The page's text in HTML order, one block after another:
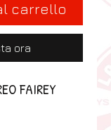
carrello
ora
FAIREY